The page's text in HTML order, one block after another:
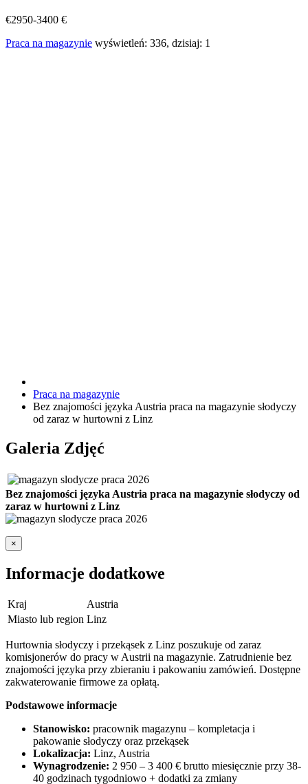
€2950-3400 €
Praca na magazynie wyświetleń: 336, dzisiaj: 1
Praca na magazynie
Bez znajomości języka Austria praca na magazynie słodyczy
od zaraz w hurtowni z Linz
Galeria Zdjęć
Bez znajomości języka Austria praca na magazynie słodyczy od
zaraz w hurtowni z Linz
×
Informacje dodatkowe
Kraj
Austria
Miasto lub region Linz
Hurtownia słodyczy i przekąsek z Linz poszukuje od zaraz
komisjonerów do pracy w Austrii na magazynie. Zatrudnienie bez
znajomości języka przy zbieraniu i pakowaniu zamówień. Dostępne
zakwaterowanie firmowe za opłatą.
Podstawowe informacje
Stanowisko: pracownik magazynu – kompletacja i
pakowanie słodyczy oraz przekąsek
Lokalizacja: Linz, Austria
Wynagrodzenie: 2 950 – 3 400 € brutto miesięcznie przy 38-
40 godzinach tygodniowo + dodatki za zmiany